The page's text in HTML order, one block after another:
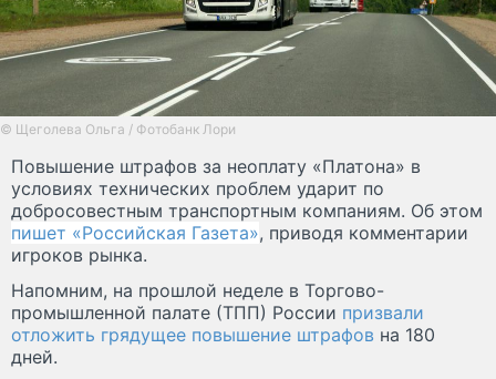
© Щеголева Ольга / Фотобанк Лори
Повышение штрафов за неоплату «Платона» в
условиях технических проблем ударит по
добросовестным транспортным компаниям. Об этом
пишет «Российская Газета», приводя комментарии
игроков рынка.
Напомним, на прошлой неделе в Торгово-
промышленной палате (ТПП) России призвали
отложить грядущее повышение штрафов на 180
дней.